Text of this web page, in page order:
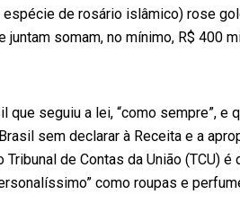
espécie de rosário islâmico) rose
somam, no mínimo, R$ 400
que seguiu a lei, “como sempre”, e
sem declarar à Receita e a
Tribunal de Contas da União (TCU)
como roupas e